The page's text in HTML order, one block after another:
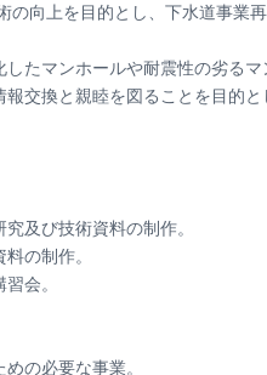
の向上を目的とし、下水道事業
たマンホールや耐震性の劣る
交換と親睦を図ることを目的と
及び技術資料の制作。
の制作。
会。
の必要な事業。